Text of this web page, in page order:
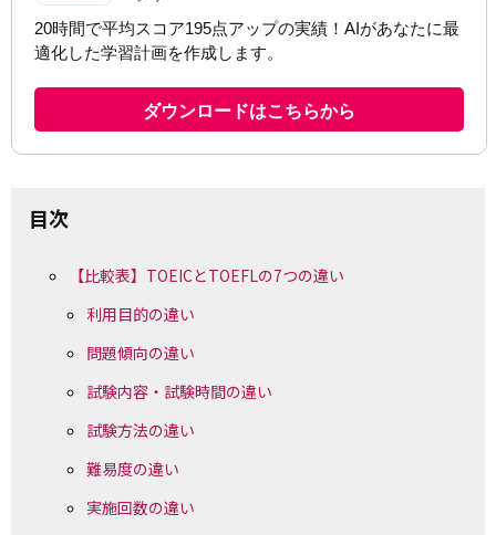
目次
【比較表】TOEICとTOEFLの7つの違い
利用目的の違い
問題傾向の違い
試験内容・試験時間の違い
試験方法の違い
難易度の違い
実施回数の違い